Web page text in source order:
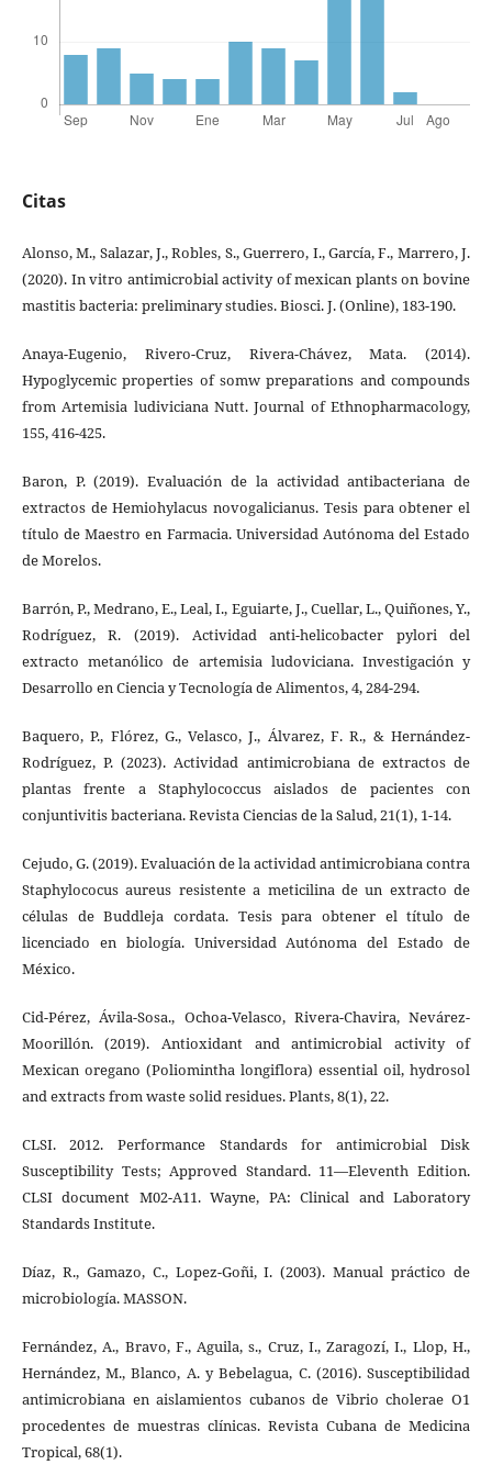
Citas
Alonso, M., Salazar, J., Robles, S., Guerrero, I., García, F., Marrero, J.
(2020). In vitro antimicrobial activity of mexican plants on bovine
mastitis bacteria: preliminary studies. Biosci. J. (Online), 183-190.
Anaya-Eugenio, Rivero-Cruz, Rivera-Chávez, Mata. (2014).
Hypoglycemic properties of somw preparations and compounds
from Artemisia ludiviciana Nutt. Journal of Ethnopharmacology,
155, 416-425.
Baron, P. (2019). Evaluación de la actividad antibacteriana de
extractos de Hemiohylacus novogalicianus. Tesis para obtener el
título de Maestro en Farmacia. Universidad Autónoma del Estado
de Morelos.
Barrón, P., Medrano, E., Leal, I., Eguiarte, J., Cuellar, L., Quiñones, Y.,
Rodríguez, R. (2019). Actividad anti-helicobacter pylori del
extracto metanólico de artemisia ludoviciana. Investigación y
Desarrollo en Ciencia y Tecnología de Alimentos, 4, 284-294.
Baquero, P., Flórez, G., Velasco, J., Álvarez, F. R., & Hernández-
Rodríguez, P. (2023). Actividad antimicrobiana de extractos de
plantas frente a Staphylococcus aislados de pacientes con
conjuntivitis bacteriana. Revista Ciencias de la Salud, 21(1), 1-14.
Cejudo, G. (2019). Evaluación de la actividad antimicrobiana contra
Staphylococus aureus resistente a meticilina de un extracto de
células de Buddleja cordata. Tesis para obtener el título de
licenciado en biología. Universidad Autónoma del Estado de
México.
Cid-Pérez, Ávila-Sosa., Ochoa-Velasco, Rivera-Chavira, Nevárez-
Moorillón. (2019). Antioxidant and antimicrobial activity of
Mexican oregano (Poliomintha longiflora) essential oil, hydrosol
and extracts from waste solid residues. Plants, 8(1), 22.
CLSI. 2012. Performance Standards for antimicrobial Disk
Susceptibility Tests; Approved Standard. 11—Eleventh Edition.
CLSI document M02-A11. Wayne, PA: Clinical and Laboratory
Standards Institute.
Díaz, R., Gamazo, C., Lopez-Goñi, I. (2003). Manual práctico de
microbiología. MASSON.
Fernández, A., Bravo, F., Aguila, s., Cruz, I., Zaragozí, I., Llop, H.,
Hernández, M., Blanco, A. y Bebelagua, C. (2016). Susceptibilidad
antimicrobiana en aislamientos cubanos de Vibrio cholerae O1
procedentes de muestras clínicas. Revista Cubana de Medicina
Tropical, 68(1).